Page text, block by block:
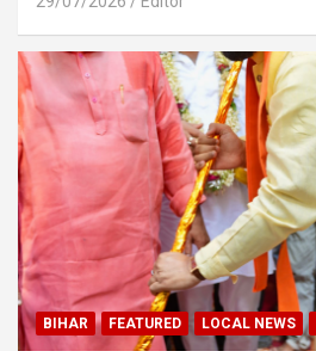
BIHAR FEATURED LOCAL NEWS